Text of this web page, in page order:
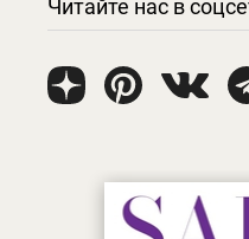
Читайте нас в